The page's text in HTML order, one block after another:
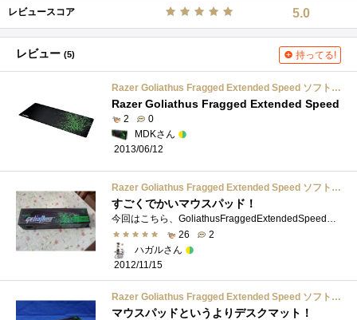
レビュースコア 5.0
レビュー (5) 持ってる!
Razer Goliathus Fragged Extended Speed ソフト ゲーミング マウスマット 【正規保証品】 RZ02-00211700-R3M1-R
Razer Goliathus Fragged Extended Speed
2
0
MDKさん
2013/06/12
Razer Goliathus Fragged Extended Speed ソフト ゲーミング マウスマット 【正規保証品】 RZ02-00211700-R3M1-R
すごくでかいマウスパッド！
今回はこちら、GoliathusFraggedExtendedSpeed Editionのレビューです。かなり大きいことで有名なマウスパッドですが、実際届いてみると本当にでかいで�...
26
2
ハガルさん
2012/11/15
Razer Goliathus Fragged Extended Speed ソフト ゲーミング マウスマット 【正規保証品】 RZ02-00211700-R3M1-R
マウスパッドというよりデスクマット！